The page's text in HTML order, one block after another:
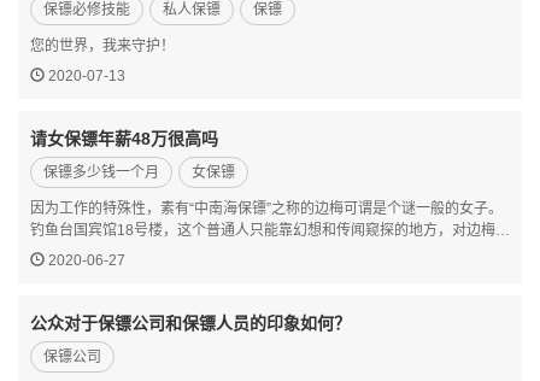
保镖必修技能 私人保镖 保镖
您的世界，我来守护！
2020-07-13
请女保镖年薪48万很高吗
保镖多少钱一个月 女保镖
因为工作的特殊性，素有“中南海保镖”之称的边梅可谓是个谜一般的女子。
钓鱼台国宾馆18号楼，这个普通人只能靠幻想和传闻窥探的地方，对边梅而
言却是再熟悉不过了。在这里她曾接待过美国、前苏联、罗马尼亚、印度等
2020-06-27
公众对于保镖公司和保镖人员的印象如何？
保镖公司